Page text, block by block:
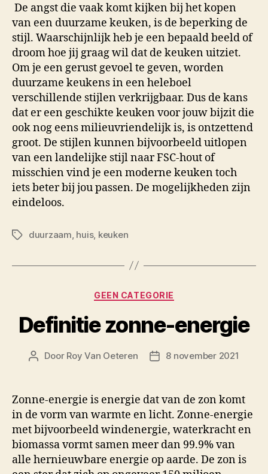
De angst die vaak komt kijken bij het kopen
van een duurzame keuken, is de beperking de
stijl. Waarschijnlijk heb je een bepaald beeld of
droom hoe jij graag wil dat de keuken uitziet.
Om je een gerust gevoel te geven, worden
duurzame keukens in een heleboel
verschillende stijlen verkrijgbaar. Dus de kans
dat er een geschikte keuken voor jouw bijzit die
ook nog eens milieuvriendelijk is, is ontzettend
groot. De stijlen kunnen bijvoorbeeld uitlopen
van een landelijke stijl naar FSC-hout of
misschien vind je een moderne keuken toch
iets beter bij jou passen. De mogelijkheden zijn
eindeloos.
Tagsduurzaam, huis, keuken
Categorieën
GEEN CATEGORIE
Definitie zonne-energie
Berichtauteur
Door Roy Van Oeteren Berichtdatum
8 november 2021
Zonne-energie is energie dat van de zon komt
in de vorm van warmte en licht. Zonne-energie
met bijvoorbeeld windenergie, waterkracht en
biomassa vormt samen meer dan 99.9% van
alle hernieuwbare energie op aarde. De zon is